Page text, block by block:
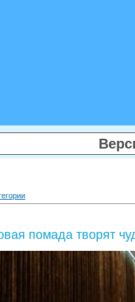
помада творят